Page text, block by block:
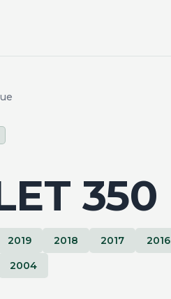
350
2019 2018 2017 2016
2004